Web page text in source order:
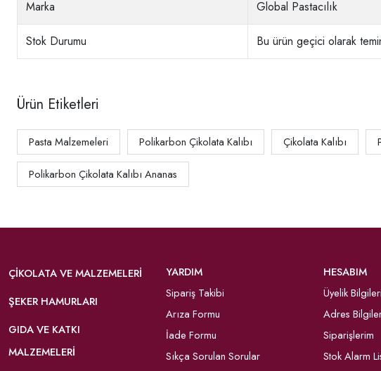
Marka Global Pastacılık
Stok Durumu Bu ürün geçici olarak
Ürün Etiketleri
Pasta Malzemeleri Polikarbon Çikolata Kalıbı Çikolata Kalıbı
Polikarbon Çikolata Kalıbı Ananas
ÇIKOLATA VE MALZEMELERI
ŞEKER HAMURLARI
GIDA VE KATKI
MALZEMELERI
YARDIM
Sipariş Takibi
Arıza Formu
İade Formu
Sıkça Sorulan Sorular
HESABIM
Üyelik
Adres
Siparişlerim
Stok Alarm